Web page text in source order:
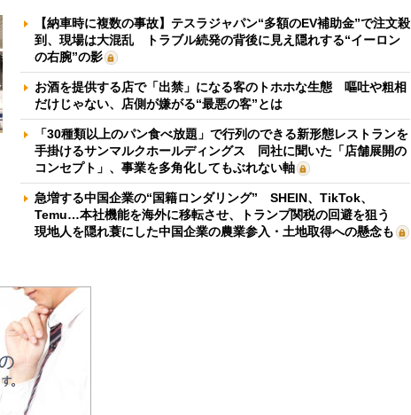
【納車時に複数の事故】テスラジャパン“多額のEV補助金”で注文殺
到、現場は大混乱 トラブル続発の背後に見え隠れする“イーロン
の右腕”の影
お酒を提供する店で「出禁」になる客のトホホな生態 嘔吐や粗相
だけじゃない、店側が嫌がる“最悪の客”とは
「30種類以上のパン食べ放題」で行列のできる新形態レストランを
手掛けるサンマルクホールディングス 同社に聞いた「店舗展開の
コンセプト」、事業を多角化してもぶれない軸
急増する中国企業の“国籍ロンダリング” SHEIN、TikTok、
Temu…本社機能を海外に移転させ、トランプ関税の回避を狙う
現地人を隠れ蓑にした中国企業の農業参入・土地取得への懸念も